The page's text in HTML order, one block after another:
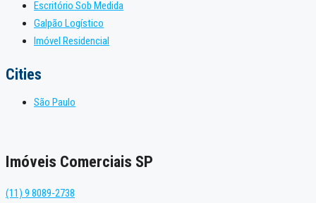
Escritório Sob Medida
Galpão Logístico
Imóvel Residencial
Cities
São Paulo
Imóveis Comerciais SP
(11) 9 8089-2738